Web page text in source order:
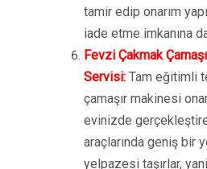
tamir edip onarım
iade etme imkanına
Fevzi Çakmak
Servisi: Tam eğitimli
çamaşır makinesi
evinizde
araçlarında geniş bir
yelpazesi taşırlar,